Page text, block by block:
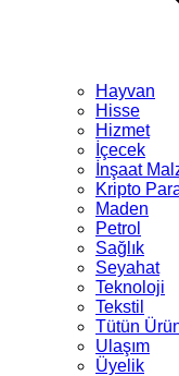
Hayvan
Hisse
Hizmet
İçecek
İnşaat
Kripto
Maden
Petrol
Sağlık
Seyahat
Teknoloji
Tekstil
Tütün
Ulaşım
Üyelik